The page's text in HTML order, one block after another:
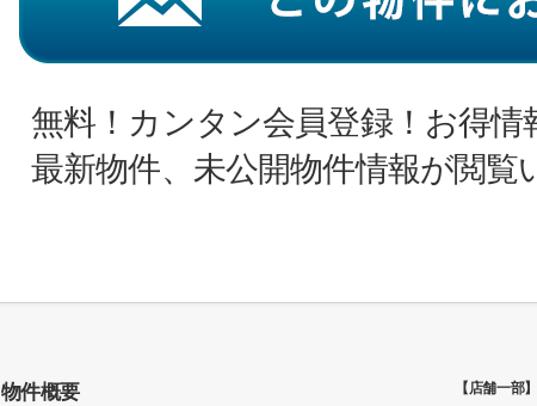
無料！カンタン会員登録！お得情
最新物件、未公開物件情報が閲覧
物件概要 【店舗一部】